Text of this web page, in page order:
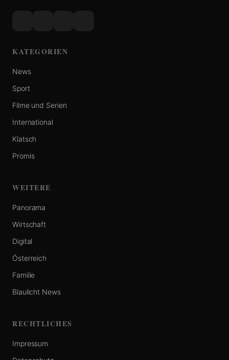
KATEGORIEN
News
Sport
Filme und Serien
International
Klatsch
Promis
WEITERE
Panorama
Wirtschaft
Digital
Österreich
Familie
Blaulicht News
RECHTLICHES
Impressum